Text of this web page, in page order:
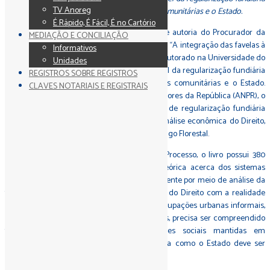
urbana na compatibilização entre as normas comunitárias e o Estado.
Foi lançada pela Editora Processo a obra de autoria do Procurador da
República Paulo Sérgio Ferreira Filho intitulada “A integração das favelas à
cidade formal”. O livro, fruto de sua tese de doutorado na Universidade do
Estado do Rio de Janeiro (UERJ), aborda o papel da regularização fundiária
urbana na compatibilização entre as normas comunitárias e o Estado.
Segundo a Associação Nacional dos Procuradores da República (ANPR), o
Procurador atua, principalmente, nos temas de regularização fundiária
urbana, áreas de preservação permanente, análise econômica do Direito,
análise comportamental do Direito e Novo Código Florestal.
De acordo com as informações da Editora Processo, o livro possui 380
páginas e tem como objetivo a discussão teórica acerca dos sistemas
informais de solução de conflitos, “principalmente por meio de análise da
teoria dos sistemas, com foco nas interações do Direito com a realidade
das favelas”. Isso porque, “o fenômeno das ocupações urbanas informais,
amplamente difundido nas cidades brasileiras, precisa ser compreendido
tanto na dinâmica que rege as relações sociais mantidas em
assentamentos subnormais, quanto na forma como o Estado deve ser
TV Anoreg
É Rápido, É Fácil, É no Cartório
MEDIAÇÃO E CONCILIAÇÃO
Informativos
Unidades
REGISTROS SOBRE REGISTROS
CLAVES NOTARIAIS E REGISTRAIS